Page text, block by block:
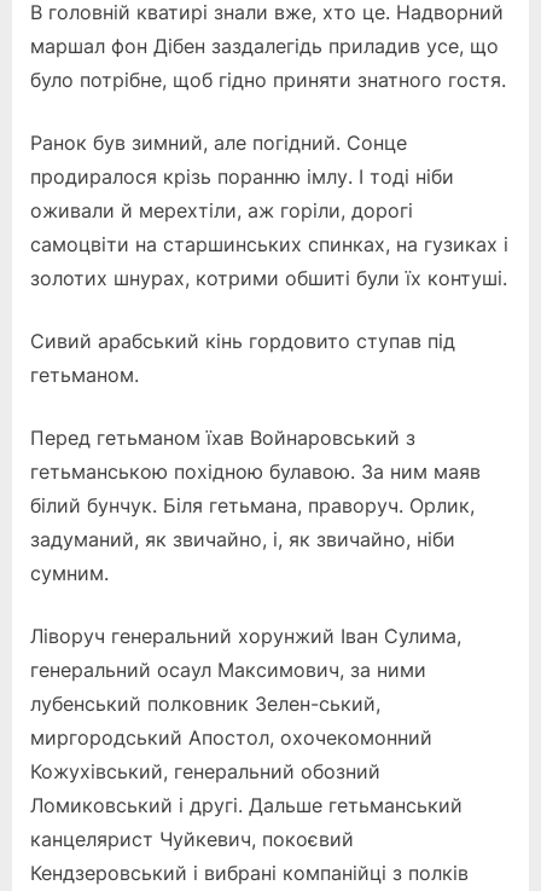
В головній кватирі знали вже, хто це. Надворний
маршал фон Дібен заздалегідь приладив усе, що
було потрібне, щоб гідно приняти знатного гостя.
Ранок був зимний, але погідний. Сонце
продиралося крізь поранню імлу. І тоді ніби
оживали й мерехтіли, аж горіли, дорогі
самоцвіти на старшинських спинках, на гузиках і
золотих шнурах, котрими обшиті були їх контуші.
Сивий арабський кінь гордовито ступав під
гетьманом.
Перед гетьманом їхав Войнаровський з
гетьманською похідною булавою. За ним маяв
білий бунчук. Біля гетьмана, праворуч. Орлик,
задуманий, як звичайно, і, як звичайно, ніби
сумним.
Ліворуч генеральний хорунжий Іван Сулима,
генеральний осаул Максимович, за ними
лубенський полковник Зелен-ський,
миргородський Апостол, охочекомонний
Кожухівський, генеральний обозний
Ломиковський і другі. Дальше гетьманський
канцелярист Чуйкевич, покоєвий
Кендзеровський і вибрані компанійці з полків